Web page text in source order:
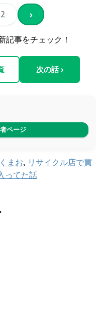
2 ›
記事をチェック！
次の話 ›
ページ
くまお, リサイクル店で買
ってた話